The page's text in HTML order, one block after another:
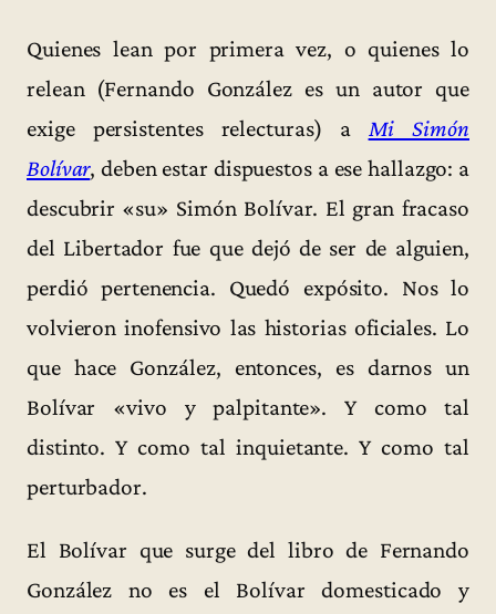
Quienes lean por primera vez, o quienes lo
relean (Fernando González es un autor que
exige persistentes relecturas) a Mi Simón
Bolívar, deben estar dispuestos a ese hallazgo: a
descubrir «su» Simón Bolívar. El gran fracaso
del Libertador fue que dejó de ser de alguien,
perdió pertenencia. Quedó expósito. Nos lo
volvieron inofensivo las historias oficiales. Lo
que hace González, entonces, es darnos un
Bolívar «vivo y palpitante». Y como tal
distinto. Y como tal inquietante. Y como tal
perturbador.
El Bolívar que surge del libro de Fernando
González no es el Bolívar domesticado y